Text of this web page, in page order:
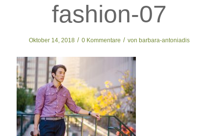
fashion-07
Oktober 14, 2018 / 0 Kommentare / von barbara-antoniadis